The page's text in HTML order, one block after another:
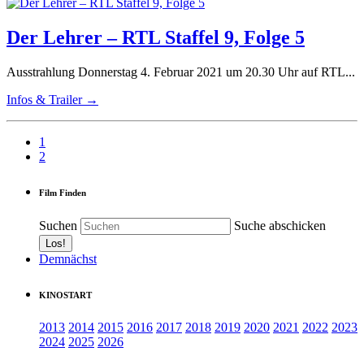
Der Lehrer – RTL Staffel 9, Folge 5
Ausstrahlung Donnerstag 4. Februar 2021 um 20.30 Uhr auf RTL...
Infos & Trailer →
1
2
Film Finden
Suchen Suche abschicken
Demnächst
KINOSTART
2013 2014 2015 2016 2017 2018 2019 2020 2021 2022 2023
2024 2025 2026